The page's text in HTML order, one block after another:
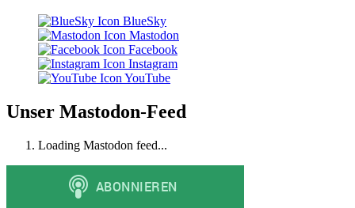
BlueSky
Mastodon
Facebook
Instagram
YouTube
Unser Mastodon-Feed
Loading Mastodon feed...